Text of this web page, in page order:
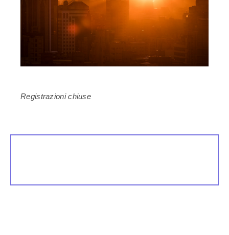
Registrazioni chiuse